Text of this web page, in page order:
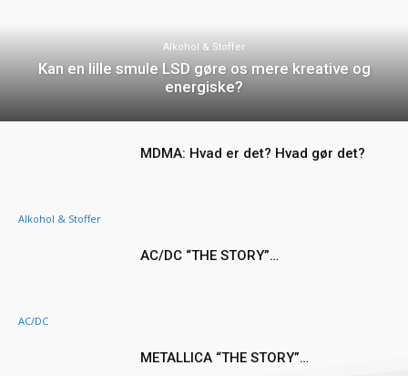
Alkohol & Stoffer
Kan en lille smule LSD gøre os mere kreative og
energiske?
Alkohol & Stoffer
MDMA: Hvad er det? Hvad gør det?
AC/DC
AC/DC “THE STORY”…
METALLICA “THE STORY”…